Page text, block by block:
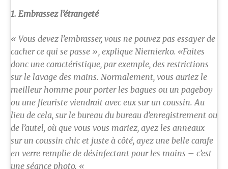
1. Embrassez l’étrangeté
« Vous devez l’embrasser, vous ne pouvez pas essayer de
cacher ce qui se passe », explique Niemierko. «Faites
donc une caractéristique, par exemple, des restrictions
sur le lavage des mains. Normalement, vous auriez le
meilleur homme pour porter les bagues ou un pageboy
ou une fleuriste viendrait avec eux sur un coussin. Au
lieu de cela, sur le bureau du bureau d’enregistrement ou
de l’autel, où que vous vous mariez, ayez les anneaux
sur un coussin chic et juste à côté, ayez une belle carafe
en verre remplie de désinfectant pour les mains – c’est
une séance photo. «